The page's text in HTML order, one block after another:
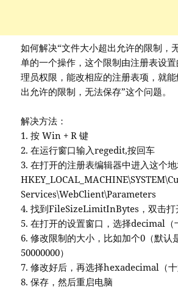
如何解决“文件大小超出允许的限制，
单的一个操作，这个限制由注册表设
理员权限，能改相应的注册表项，就
出允许的限制，无法保存”这个问题。
解决方法：
1. 按 Win + R 键
2. 在运行窗口输入regedit,按回车
3. 在打开的注册表编辑器中进入这个地
Services\WebClient\Parameters
4. 找到FileSizeLimitInBytes，双击打
5. 在打开的设置窗口，选择decimal（
6. 修改限制的大小，比如加个0（默认
50000000）
7. 修改好后，再选择hexadecimal（
8. 保存，然后重启电脑